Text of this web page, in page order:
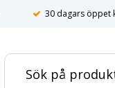
30 dagars öppet